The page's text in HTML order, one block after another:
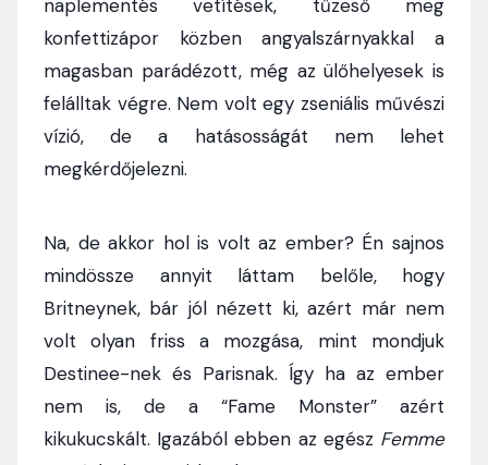
naplementés vetítések, tűzeső meg
konfettizápor közben angyalszárnyakkal a
magasban parádézott, még az ülőhelyesek is
felálltak végre. Nem volt egy zseniális művészi
vízió, de a hatásosságát nem lehet
megkérdőjelezni.
Na, de akkor hol is volt az ember? Én sajnos
mindössze annyit láttam belőle, hogy
Britneynek, bár jól nézett ki, azért már nem
volt olyan friss a mozgása, mint mondjuk
Destinee-nek és Parisnak. Így ha az ember
nem is, de a “Fame Monster” azért
kikukucskált. Igazából ebben az egész Femme